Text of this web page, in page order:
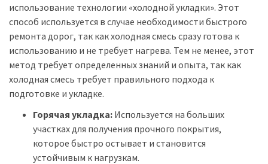
использование технологии «холодной укладки». Этот
способ используется в случае необходимости быстрого
ремонта дорог, так как холодная смесь сразу готова к
использованию и не требует нагрева. Тем не менее, этот
метод требует определенных знаний и опыта, так как
холодная смесь требует правильного подхода к
подготовке и укладке.
Горячая укладка: Используется на больших
участках для получения прочного покрытия,
которое быстро остывает и становится
устойчивым к нагрузкам.